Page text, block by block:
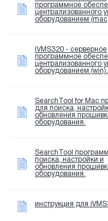
программное
централизованного
оборудованием
iVMS320 - серверное
программное
централизованного
оборудованием
SearchTool for Mac
для поиска,
обновления
оборудования.
SearchTool
поиска, настройки и
обновления
оборудования.
инструкция для